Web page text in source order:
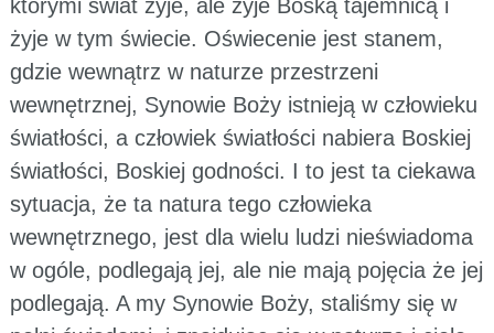
którymi świat żyje, ale żyje Boską tajemnicą i
żyje w tym świecie. Oświecenie jest stanem,
gdzie wewnątrz w naturze przestrzeni
wewnętrznej, Synowie Boży istnieją w człowieku
światłości, a człowiek światłości nabiera Boskiej
światłości, Boskiej godności. I to jest ta ciekawa
sytuacja, że ta natura tego człowieka
wewnętrznego, jest dla wielu ludzi nieświadoma
w ogóle, podlegają jej, ale nie mają pojęcia że jej
podlegają. A my Synowie Boży, staliśmy się w